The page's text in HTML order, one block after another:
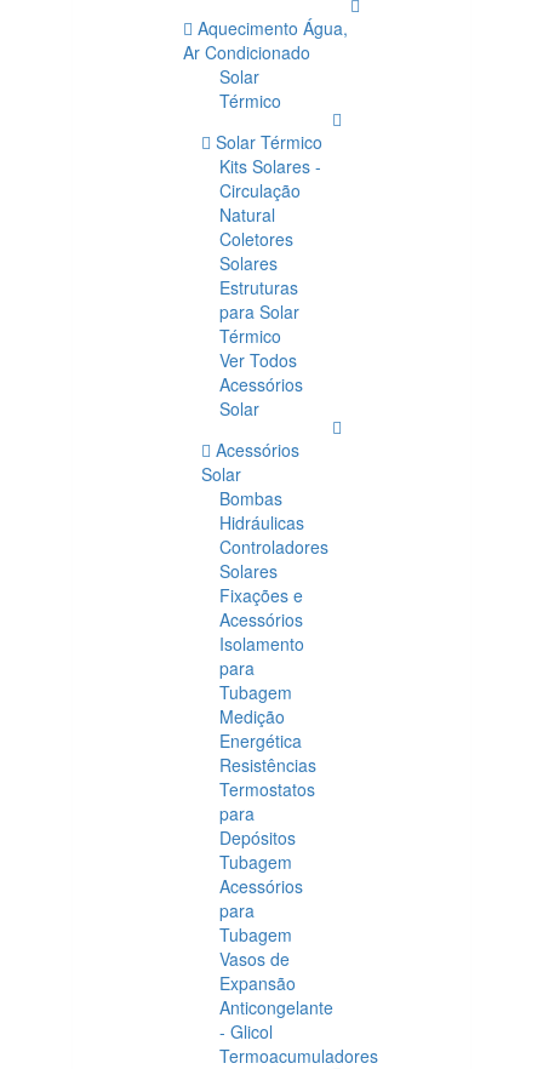
Aquecimento Água,
Ar Condicionado
Solar
Térmico
Solar Térmico
Kits Solares -
Circulação
Natural
Coletores
Solares
Estruturas
para Solar
Térmico
Ver Todos
Acessórios
Solar
Acessórios
Solar
Bombas
Hidráulicas
Controladores
Solares
Fixações e
Acessórios
Isolamento
para
Tubagem
Medição
Energética
Resistências
Termostatos
para
Depósitos
Tubagem
Acessórios
para
Tubagem
Vasos de
Expansão
Anticongelante
- Glicol
Termoacumuladores